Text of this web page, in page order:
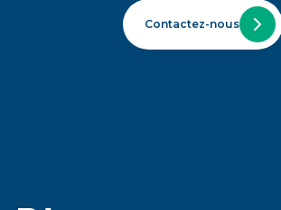
Contactez-nous